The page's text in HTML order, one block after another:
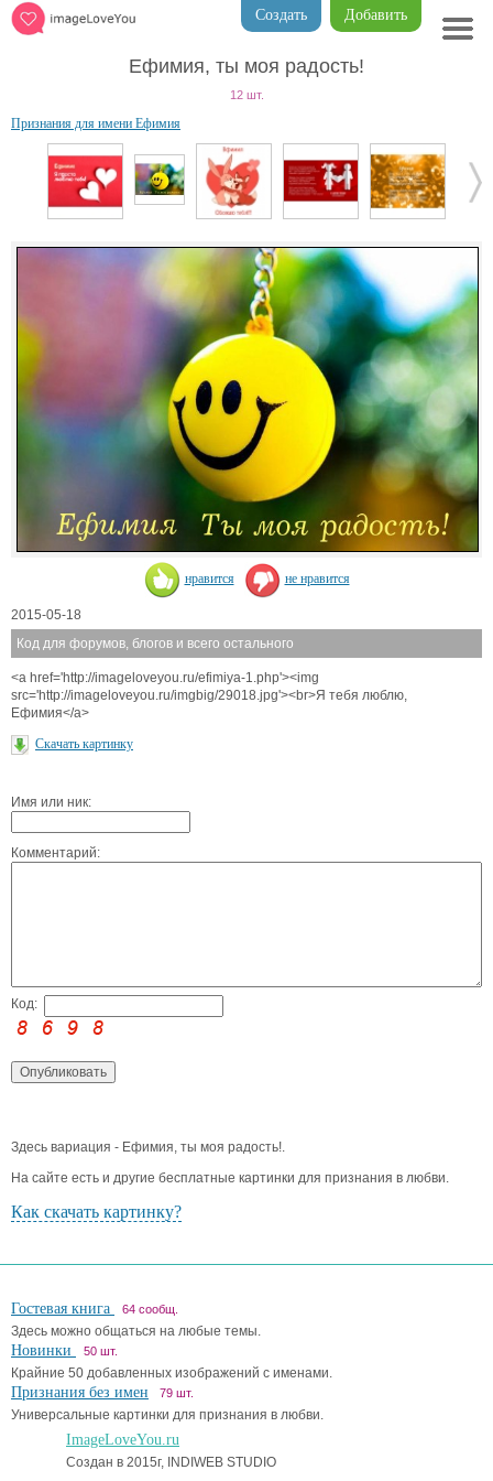
Добавить
Создать
Ефимия, ты моя радость!
12 шт.
Признания для имени Ефимия
нравится не нравится
2015-05-18
Код для форумов, блогов и всего остального
<a href='http://imageloveyou.ru/efimiya-1.php'><img
src='http://imageloveyou.ru/imgbig/29018.jpg'><br>Я тебя люблю,
Ефимия</a>
Скачать картинку
Имя или ник:
Комментарий:
Код:
Здесь вариация - Ефимия, ты моя радость!.
На сайте есть и другие бесплатные картинки для признания в любви.
Как скачать картинку?
Гостевая книга 64 сообщ.
Здесь можно общаться на любые темы.
Новинки 50 шт.
Крайние 50 добавленных изображений с именами.
Признания без имен 79 шт.
Универсальные картинки для признания в любви.
ImageLoveYou.ru
Создан в 2015г, INDIWEB STUDIO